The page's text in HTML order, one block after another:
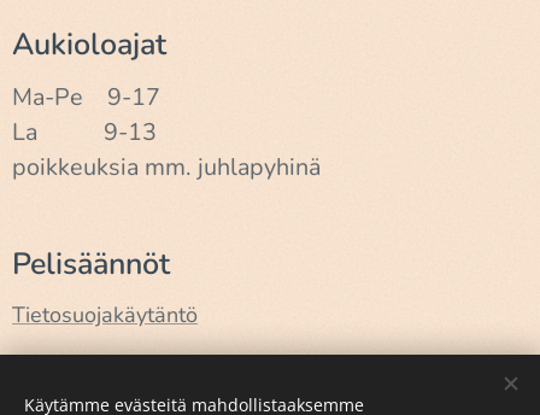
Aukioloajat
Ma-Pe 9-17
La 9-13
poikkeuksia mm. juhlapyhinä
Pelisäännöt
Tietosuojakäytäntö
Käytämme evästeitä mahdollistaaksemme